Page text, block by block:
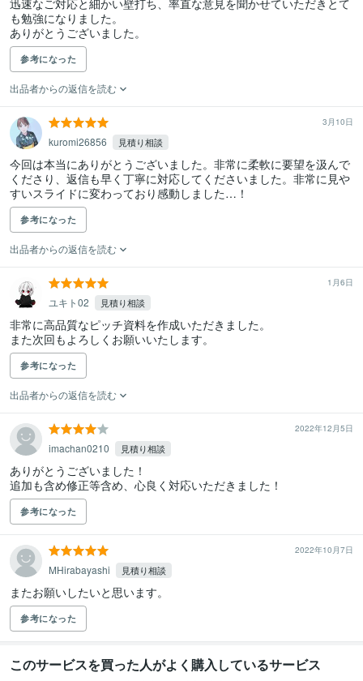
迅速なご対応と細かい壁打ち、率直な意見を聞かせていただきとて
も勉強になりました。
ありがとうございました。
参考になった
出品者からの返信を読む
3月10日
kuromi26856 見積り相談
今回は本当にありがとうございました。非常に柔軟に要望を汲んで
くださり、返信も早く丁寧に対応してくださいました。非常に見や
すいスライドに変わっており感動しました…！
参考になった
出品者からの返信を読む
1月6日
ユキト02 見積り相談
非常に高品質なピッチ資料を作成いただきました。
また次回もよろしくお願いいたします。
参考になった
出品者からの返信を読む
2022年12月5日
imachan0210 見積り相談
ありがとうございました！
追加も含め修正等含め、心良く対応いただきました！
参考になった
2022年10月7日
MHirabayashi 見積り相談
またお願いしたいと思います。
参考になった
このサービスを買った人がよく購入しているサービス